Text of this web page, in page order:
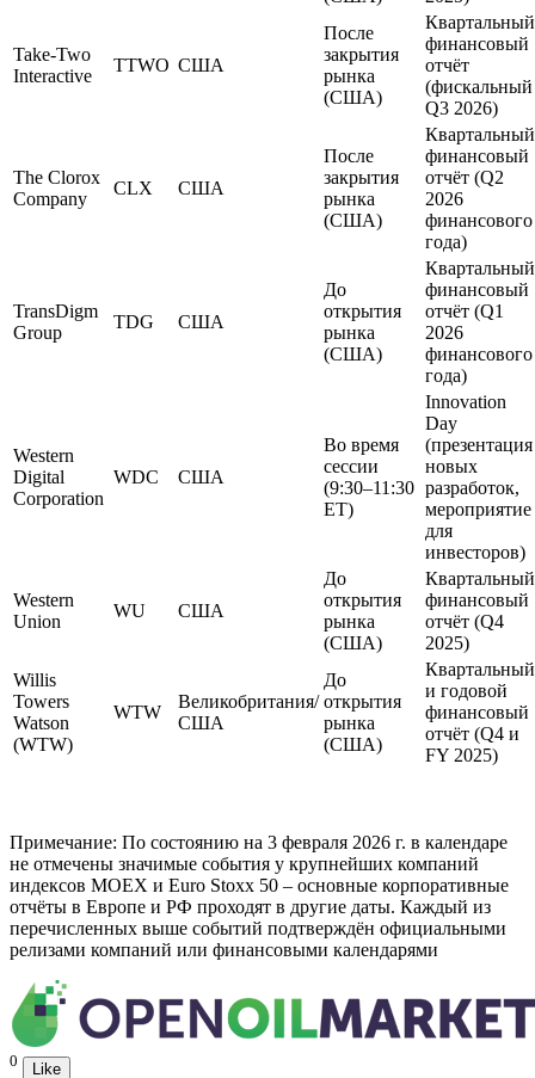
Take-Two
Interactive
TTWO США
После
закрытия
рынка
(США)
Квартальный
финансовый
отчёт
(фискальный
Q3 2026)
The Clorox
Company
CLX США
После
закрытия
рынка
(США)
Квартальный
финансовый
отчёт (Q2
2026
финансового
года)
TransDigm
Group
TDG США
До
открытия
рынка
(США)
Квартальный
финансовый
отчёт (Q1
2026
финансового
года)
Western
Digital
Corporation
WDC США
Во время
сессии
(9:30–11:30
ET)
Innovation
Day
(презентация
новых
разработок,
мероприятие
для
инвесторов)
Western
Union
WU США
До
открытия
рынка
(США)
Квартальный
финансовый
отчёт (Q4
2025)
Willis
Towers
Watson
(WTW)
WTW
Великобритания/
США
До
открытия
рынка
(США)
Квартальный
и годовой
финансовый
отчёт (Q4 и
FY 2025)
Примечание: По состоянию на 3 февраля 2026 г. в календаре
не отмечены значимые события у крупнейших компаний
индексов МОЕХ и Euro Stoxx 50 – основные корпоративные
отчёты в Европе и РФ проходят в другие даты. Каждый из
перечисленных выше событий подтверждён официальными
релизами компаний или финансовыми календарями
0
Like